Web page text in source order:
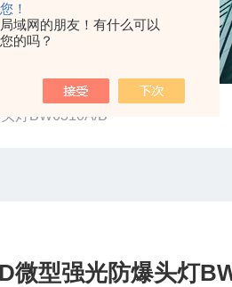
！
域网的朋友！有什么可以
的吗？
灯BW6310A/B
微型强光防爆头灯